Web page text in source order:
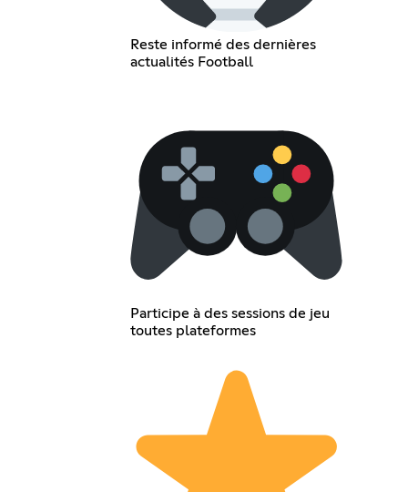
Reste informé des dernières
actualités Football
Participe à des sessions de jeu
toutes plateformes